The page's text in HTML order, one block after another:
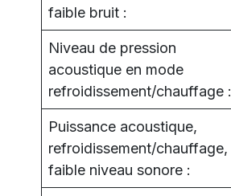
faible bruit :
Niveau de pression
acoustique en mode
refroidissement/chauffage :
Puissance acoustique,
refroidissement/chauffage,
faible niveau sonore :